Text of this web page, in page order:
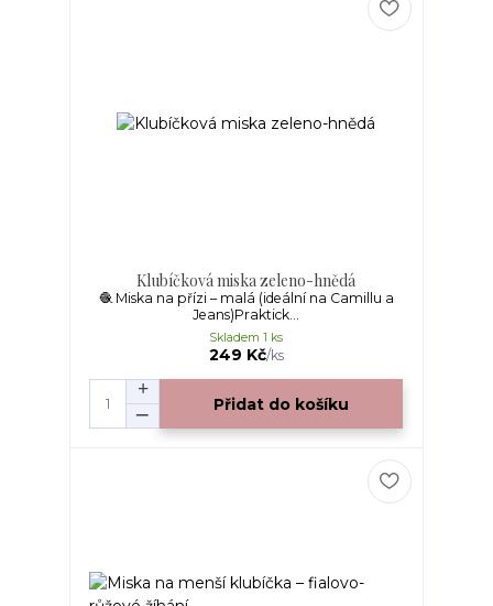
Klubíčková miska zeleno-hnědá
🧶 Miska na přízi – malá (ideální na Camillu a
Jeans)Praktick...
249 Kč/ks
Skladem 1 ks
Přidat do košíku